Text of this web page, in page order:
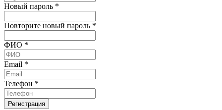
Новый пароль *
Повторите новый пароль *
ФИО *
Email *
Телефон *